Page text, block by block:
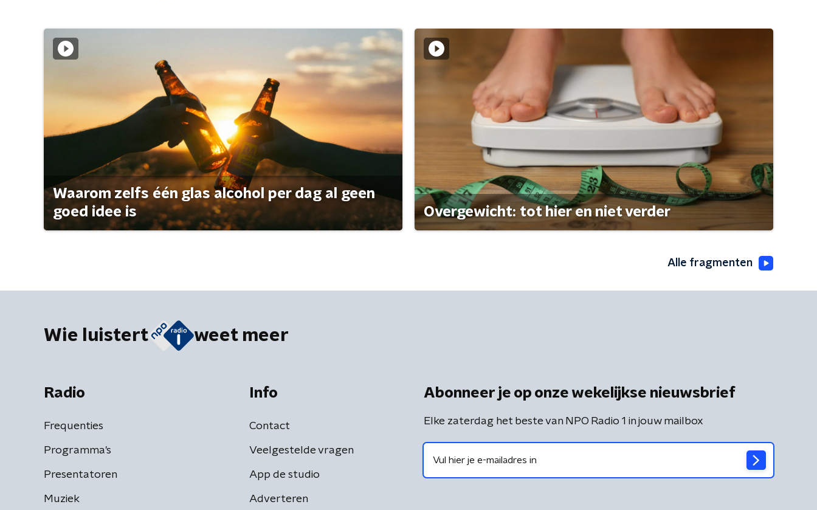
Waarom zelfs één glas alcohol per dag al geen
goed idee is
Overgewicht: tot hier en niet verder
Alle fragmenten
Wie luistert weet meer
Radio
Frequenties
Programma's
Presentatoren
Muziek
Info
Contact
Veelgestelde vragen
App de studio
Adverteren
Abonneer je op onze wekelijkse nieuwsbrief
Elke zaterdag het beste van NPO Radio 1 in jouw mailbox